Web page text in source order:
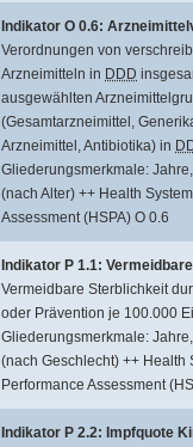
Indikator O 0.6:
Verordnungen von
Arzneimitteln in DDD
ausgewählten
(Gesamtarzneimittel,
Arzneimittel, Antibiotika) in
Gliederungsmerkmale:
(nach Alter) ++ Health
Assessment (HSPA) O 0.6
Indikator P 1.1:
Vermeidbare Sterblichkeit
oder Prävention je 100.000
Gliederungsmerkmale:
(nach Geschlecht) ++ Health
Performance Assessment
Indikator P 2.2: Impfquote